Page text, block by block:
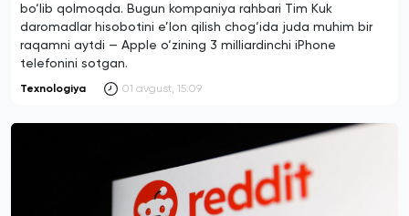
bo‘lib qolmoqda. Bugun kompaniya rahbari Tim Kuk
daromadlar hisobotini e’lon qilish chog‘ida juda muhim bir
raqamni aytdi — Apple o‘zining 3 milliardinchi iPhone
telefonini sotgan.
Texnologiya 01 avgust, 15:09